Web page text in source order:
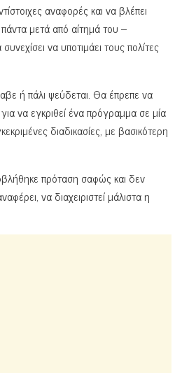
αναφορές και να βλέπει
μετά από αίτημά του –
να υποτιμάει τους πολίτες
ή πάλι ψεύδεται. Θα έπρεπε να
να εγκριθεί ένα πρόγραμμα σε μία
διαδικασίες, με βασικότερη
πρόταση σαφώς και δεν
να διαχειριστεί μάλιστα η